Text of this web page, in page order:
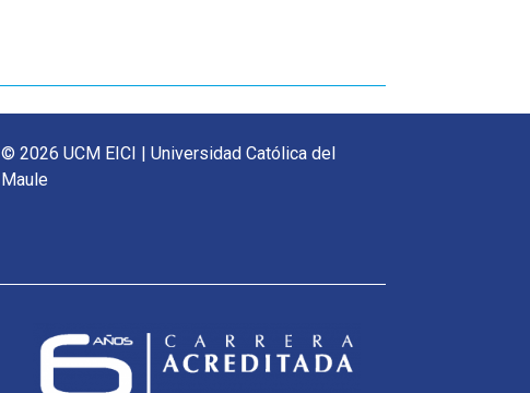
© 2026 UCM EICI | Universidad Católica del
Maule